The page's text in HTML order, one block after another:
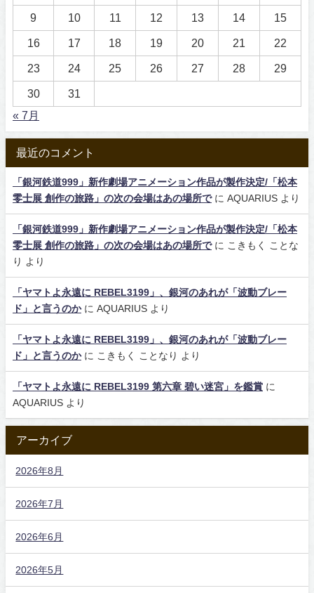
9 10 11 12 13 14 15
16 17 18 19 20 21 22
23 24 25 26 27 28 29
30
31
« 7月
最近のコメント
「銀河鉄道999」新作劇場アニメーション作品が製作決定/「松本
零士展 創作の旅路」の次の会場はあの場所でに AQUARIUS より
「銀河鉄道999」新作劇場アニメーション作品が製作決定/「松本
零士展 創作の旅路」の次の会場はあの場所でに こきもく ことな
り
より
「ヤマトよ永遠に REBEL3199」、銀河のあれが「波動ブレー
ド」と言うのかに AQUARIUS より
「ヤマトよ永遠に REBEL3199」、銀河のあれが「波動ブレー
ド」と言うのかに こきもく ことなり より
「ヤマトよ永遠に REBEL3199 第六章 碧い迷宮」を鑑賞 に
AQUARIUS より
アーカイブ
2026年8月
2026年7月
2026年6月
2026年5月